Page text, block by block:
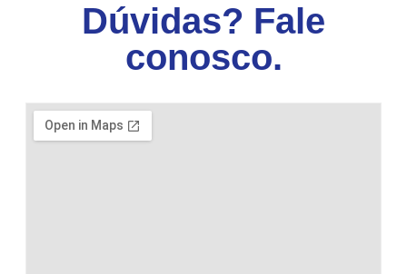
Dúvidas? Fale
conosco.